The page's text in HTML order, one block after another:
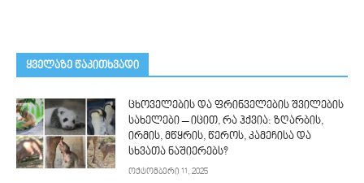
ᲧᲕᲔᲚᲐᲖᲔ ᲬᲐᲙᲘᲗᲮᲕᲐᲓᲘ
ცხოველების და ფრინველების შვილების
სახელები – იცით, რა ჰქვია: ზღარბის,
ირმის, მწყრის, წეროს, კამეჩისა და
სხვათა ნაშიერებს?
ოქტომბერი 11, 2025